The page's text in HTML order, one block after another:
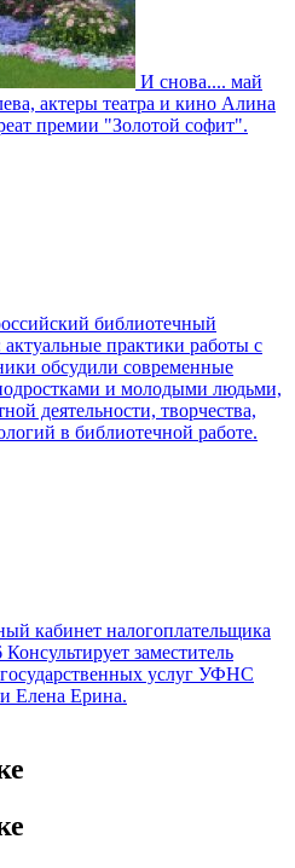
И снова.... май
актеры театра и кино Алина
премии "Золотой софит".
библиотечный
практики работы с
обсудили современные
и молодыми людьми,
деятельности, творчества,
в библиотечной работе.
кабинет налогоплательщика
Консультирует заместитель
государственных услуг УФНС
Елена Ерина.